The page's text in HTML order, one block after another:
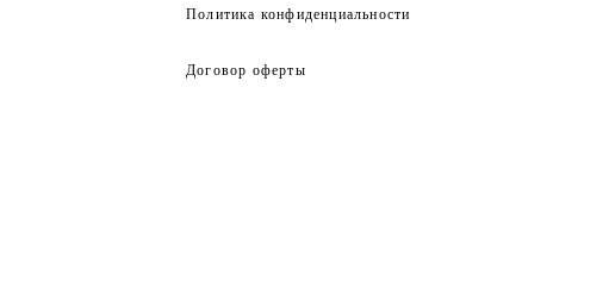
Политика конфиденциальности
Договор оферты